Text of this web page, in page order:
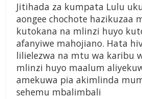
Jitihada za kumpata Lulu
aongee chochote hazikuzaa
kutokana na mlinzi huyo
afanyiwe mahojiano. Hata
lilielezwa na mtu wa karibu
mlinzi huyo maalum
amekuwa pia akimlinda
sehemu mbalimbali